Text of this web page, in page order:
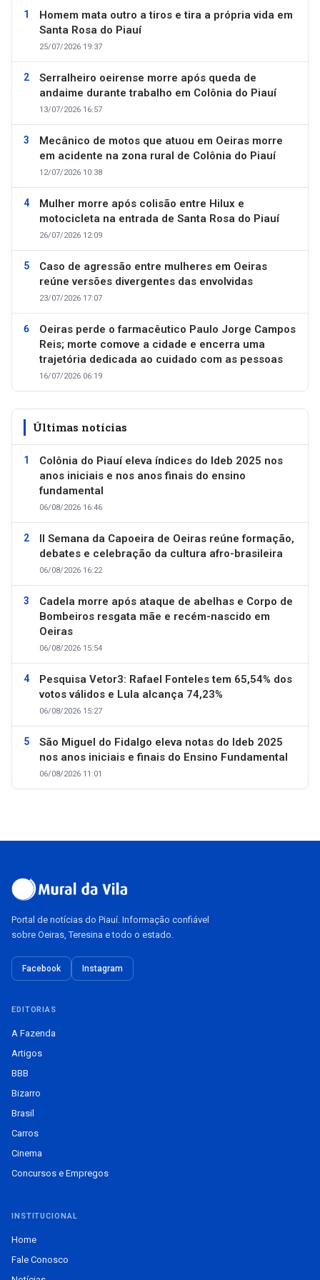
Homem mata outro a tiros e tira a própria vida em
Santa Rosa do Piauí
25/07/2026 19:37
Serralheiro oeirense morre após queda de
andaime durante trabalho em Colônia do Piauí
13/07/2026 16:57
Mecânico de motos que atuou em Oeiras morre
em acidente na zona rural de Colônia do Piauí
12/07/2026 10:38
Mulher morre após colisão entre Hilux e
motocicleta na entrada de Santa Rosa do Piauí
26/07/2026 12:09
Caso de agressão entre mulheres em Oeiras
reúne versões divergentes das envolvidas
23/07/2026 17:07
Oeiras perde o farmacêutico Paulo Jorge Campos
Reis; morte comove a cidade e encerra uma
trajetória dedicada ao cuidado com as pessoas
16/07/2026 06:19
Últimas notícias
Colônia do Piauí eleva índices do Ideb 2025 nos
anos iniciais e nos anos finais do ensino
fundamental
06/08/2026 16:46
II Semana da Capoeira de Oeiras reúne formação,
debates e celebração da cultura afro-brasileira
06/08/2026 16:22
Cadela morre após ataque de abelhas e Corpo de
Bombeiros resgata mãe e recém-nascido em
Oeiras
06/08/2026 15:54
Pesquisa Vetor3: Rafael Fonteles tem 65,54% dos
votos válidos e Lula alcança 74,23%
06/08/2026 15:27
São Miguel do Fidalgo eleva notas do Ideb 2025
nos anos iniciais e finais do Ensino Fundamental
06/08/2026 11:01
Portal de notícias do Piauí. Informação confiável
sobre Oeiras, Teresina e todo o estado.
Facebook Instagram
EDITORIAS
A Fazenda
Artigos
BBB
Bizarro
Brasil
Carros
Cinema
Concursos e Empregos
INSTITUCIONAL
Home
Fale Conosco